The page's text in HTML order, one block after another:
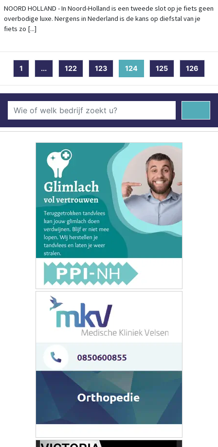
NOORD HOLLAND - In Noord-Holland is een tweede slot op je fiets geen
overbodige luxe. Nergens in Nederland is de kans op diefstal van je
fiets zo [...]
1 ... 122 123 124 (current)
125 126